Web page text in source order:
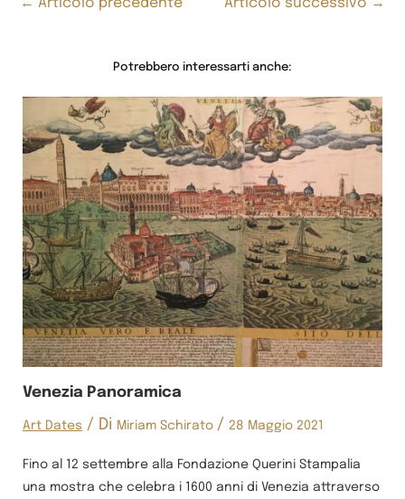
← Articolo precedente Articolo successivo →
Potrebbero interessarti anche:
Venezia Panoramica
Art Dates / Di Miriam Schirato / 28 Maggio 2021
Fino al 12 settembre alla Fondazione Querini Stampalia
una mostra che celebra i 1600 anni di Venezia attraverso